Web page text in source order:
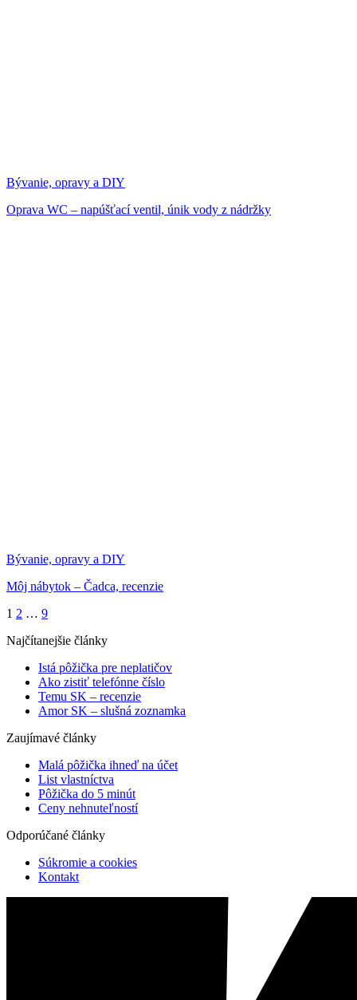
Bývanie, opravy a DIY
Oprava WC – napúšťací ventil, únik vody z nádržky
Bývanie, opravy a DIY
Môj nábytok – Čadca, recenzie
1 2 … 9
Najčítanejšie články
Istá pôžička pre neplatičov
Ako zistiť telefónne číslo
Temu SK – recenzie
Amor SK – slušná zoznamka
Zaujímavé články
Malá pôžička ihneď na účet
List vlastníctva
Pôžička do 5 minút
Ceny nehnuteľností
Odporúčané články
Súkromie a cookies
Kontakt